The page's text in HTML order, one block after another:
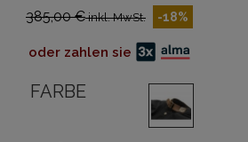
385,00 €inkl. MwSt. -18%
oder zahlen sie
FARBE